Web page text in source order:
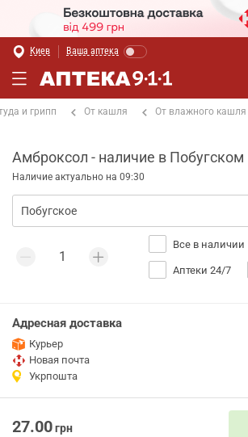
Киев Ваша аптека
и грипп От кашля От влажного кашля
Амброксол - наличие в Побугском
Наличие актуально на 09:30
Все в наличии
Аптеки 24/7
Адресная доставка
Курьер
Новая почта
Укрпошта
27.00грн